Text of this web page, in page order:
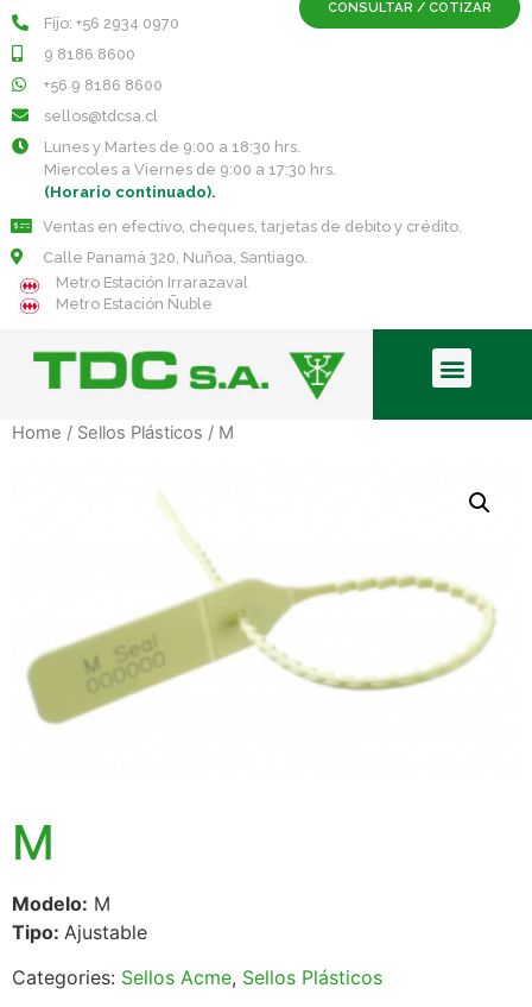
Fijo: +56 2934 0970
9 8186 8600
+56 9 8186 8600
sellos@tdcsa.cl
Lunes y Martes de 9:00 a 18:30 hrs.
Miercoles a Viernes de 9:00 a 17:30 hrs.
(Horario continuado).
Ventas en efectivo, cheques, tarjetas de debito y crédito.
Calle Panamá 320, Nuñoa, Santiago.
Metro Estación Irrarazaval
Metro Estación Ñuble
CONSULTAR / COTIZAR
Home / Sellos Plásticos / M
M
Modelo: M
Tipo: Ajustable
Categories: Sellos Acme, Sellos Plásticos